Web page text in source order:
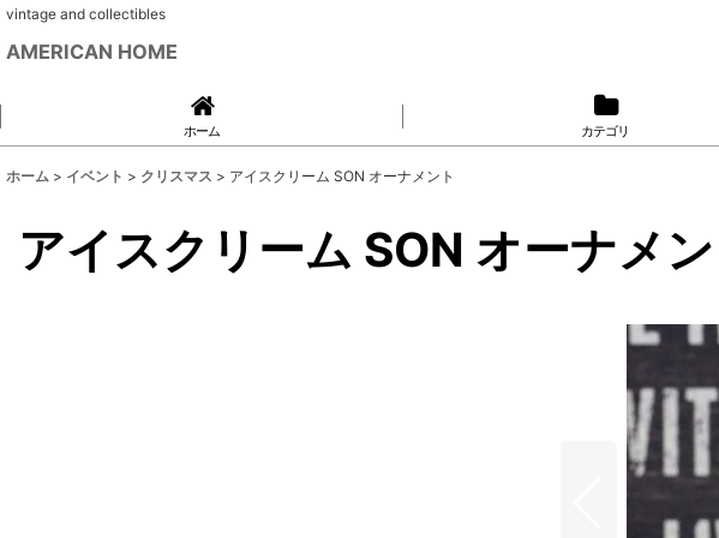
vintage and collectibles
AMERICAN HOME
ホーム カテゴリ
ホーム > イベント > クリスマス > アイスクリーム SON オーナメント
アイスクリーム SON オーナメン